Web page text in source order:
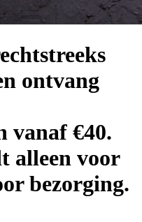
ontvang
vanaf €40.
alleen voor
bezorging.